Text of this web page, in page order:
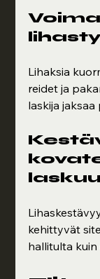
Lihaksia
reidet ja
laskija
kehittyvät
hallitulta kuin